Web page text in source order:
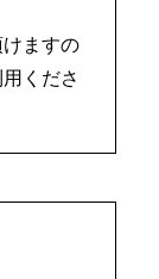
ますの
くださ